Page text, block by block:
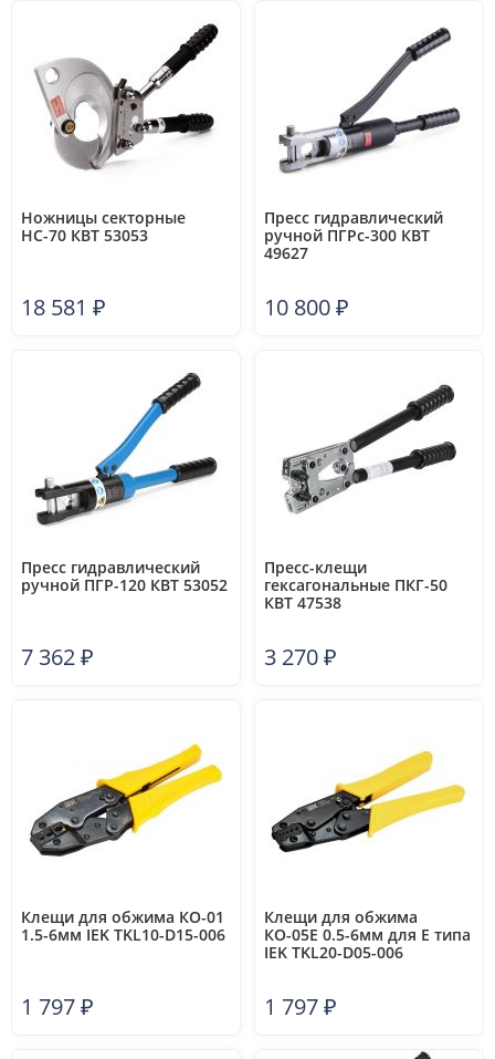
Ножницы секторные
НС-70 КВТ 53053
18 581 ₽
Пресс гидравлический
ручной ПГРс-300 КВТ
49627
10 800₽
Пресс гидравлический
ручной ПГР-120 КВТ 53052
7 362₽
Пресс-клещи
гексагональные ПКГ-50
КВТ 47538
3 270₽
Клещи для обжима КО-01
1.5-6мм IEK TKL10-D15-006
1 797₽
Клещи для обжима
КО-05Е 0.5-6мм для Е типа
IEK TKL20-D05-006
1 797₽